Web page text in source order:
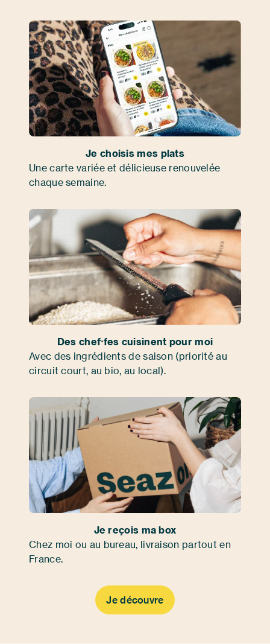
Je choisis mes plats
Une carte variée et délicieuse renouvelée
chaque semaine.
Des chef⸱fes cuisinent pour moi
Avec des ingrédients de saison (priorité au
circuit court, au bio, au local).
Je reçois ma box
Chez moi ou au bureau, livraison partout en
France.
Je découvre